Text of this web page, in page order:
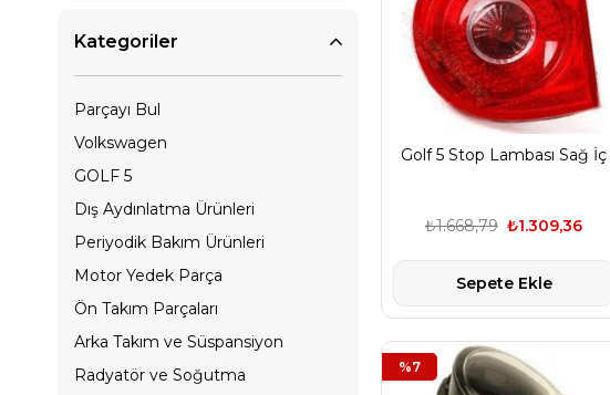
Kategoriler
Parçayı Bul
Volkswagen
GOLF 5
Dış Aydınlatma Ürünleri
Periyodik Bakım Ürünleri
Motor Yedek Parça
Ön Takım Parçaları
Arka Takım ve Süspansiyon
Radyatör ve Soğutma
Golf 5 Stop Lambası Sağ İç
₺1.309,36
₺1.668,79
Sepete Ekle
%7